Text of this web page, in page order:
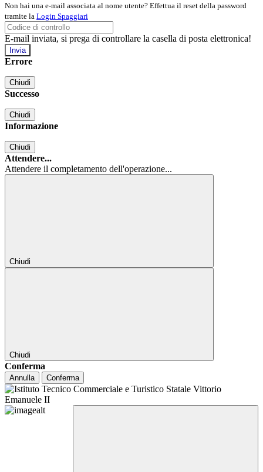
Non hai una e-mail associata al nome utente? Effettua il reset della password
tramite la Login Spaggiari
E-mail inviata, si prega di controllare la casella di posta elettronica!
Errore
Chiudi
Successo
Chiudi
Informazione
Chiudi
Attendere...
Attendere il completamento dell'operazione...
Chiudi
Chiudi
Conferma
Annulla Conferma